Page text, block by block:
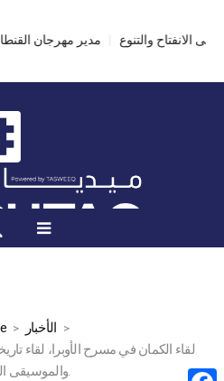
مدير مهرجان القنطاوي:
الأخبار
لقاء الكمان في مسرح الأوبرا، لقاء
والموسيقى العربية.